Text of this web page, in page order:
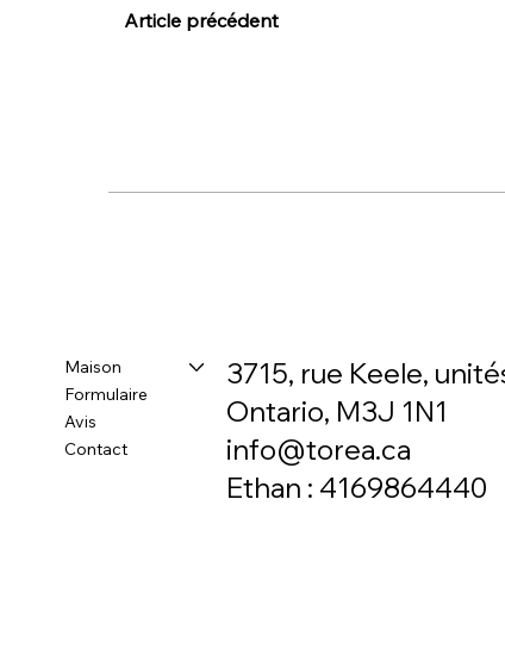
Article précédent
Maison
Formulaire
Avis
Contact
3715, rue Keele,
Ontario, M3J 1N1
info@torea.ca
Ethan : 4169864440